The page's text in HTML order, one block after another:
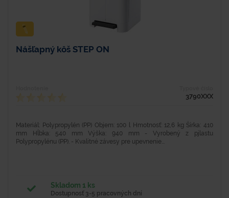
Nášľapný kôš STEP ON
3790XXX
Materiál: Polypropylén (PP) Objem: 100 l Hmotnosť: 12,6 kg Šírka: 410
mm Hĺbka: 540 mm Výška: 940 mm - Vyrobený z pjlastu
Polypropylénu (PP). - Kvalitné závesy pre upevnenie...
Skladom 1 ks
Dostupnosť 3-5 pracovných dní